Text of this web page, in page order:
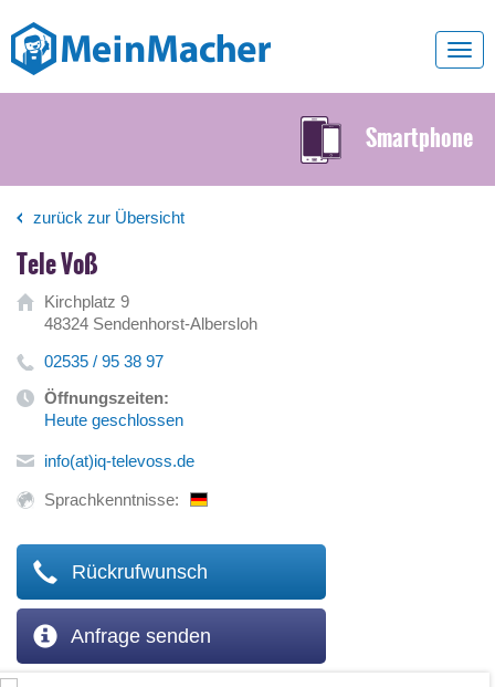
Smartphone
zurück zur Übersicht
Tele Voß
Kirchplatz 9
48324 Sendenhorst-Albersloh
02535 / 95 38 97
Öffnungszeiten:
Heute geschlossen
info(at)iq-televoss.de
Sprachkenntnisse:
Rückrufwunsch
Anfrage senden